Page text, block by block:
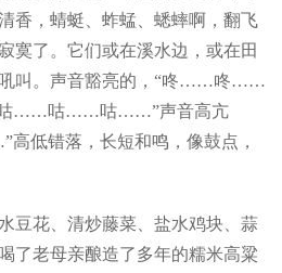
香，蜻蜓、蚱蜢、蟋蟀啊，翻飞
寞了。它们或在溪水边，或在田
吼叫。声音豁亮的，“咚……咚……
咕……咕……咕……”声音高亢
错落，长短和鸣，像鼓点，
花、清炒藤菜、盐水鸡块、蒜
了老母亲酿造了多年的糯米高粱